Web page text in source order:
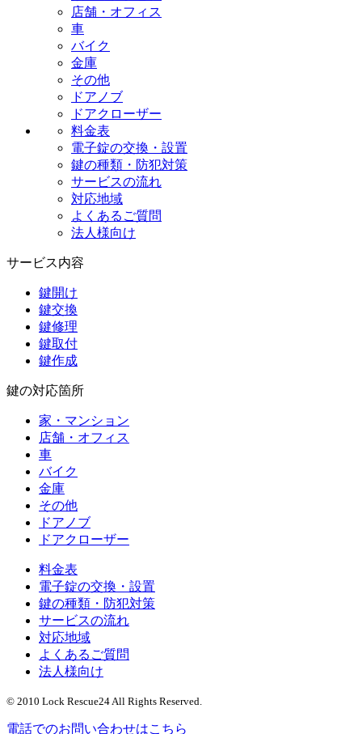
店舗・オフィス
車
バイク
金庫
その他
ドアノブ
ドアクローザー
料金表
電子錠の交換・設置
鍵の種類・防犯対策
サービスの流れ
対応地域
よくあるご質問
法人様向け
サービス内容
鍵開け
鍵交換
鍵修理
鍵取付
鍵作成
鍵の対応箇所
家・マンション
店舗・オフィス
車
バイク
金庫
その他
ドアノブ
ドアクローザー
料金表
電子錠の交換・設置
鍵の種類・防犯対策
サービスの流れ
対応地域
よくあるご質問
法人様向け
© 2010 Lock Rescue24 All Rights Reserved.
電話でのお問い合わせはこちら